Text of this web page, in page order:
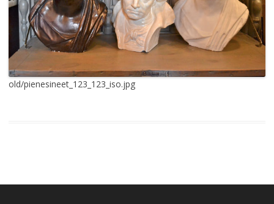
old/pienesineet_123_123_iso.jpg